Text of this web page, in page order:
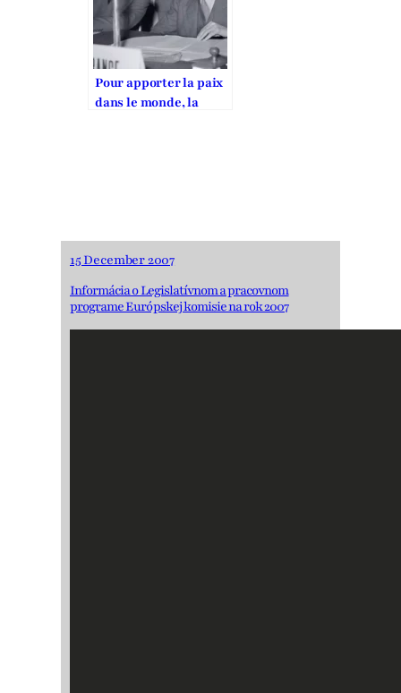
Pour apporter la paix
dans le monde, la
15 December 2007
Informácia o Legislatívnom a pracovnom
programe Európskej komisie na rok 2007